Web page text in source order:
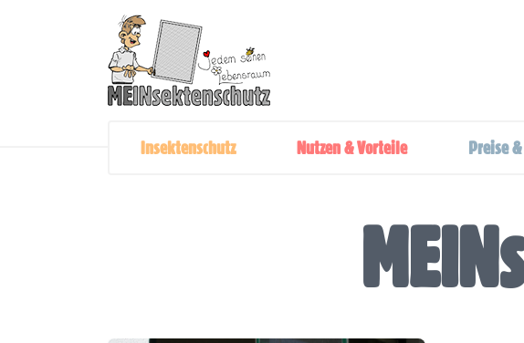
Insektenschutz Nutzen & Vorteile Preise